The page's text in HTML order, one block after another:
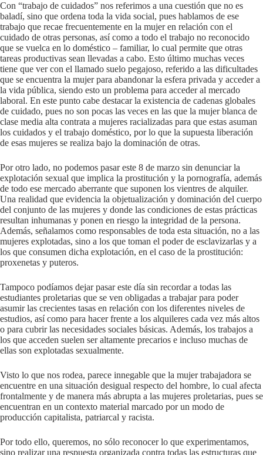
Con “trabajo de cuidados” nos referimos a una cuestión que no es
baladí, sino que ordena toda la vida social, pues hablamos de ese
trabajo que recae frecuentemente en la mujer en relación con el
cuidado de otras personas, así como a todo el trabajo no reconocido
que se vuelca en lo doméstico – familiar, lo cual permite que otras
tareas productivas sean llevadas a cabo. Esto último muchas veces
tiene que ver con el llamado suelo pegajoso, referido a las dificultades
que se encuentra la mujer para abandonar la esfera privada y acceder a
la vida pública, siendo esto un problema para acceder al mercado
laboral. En este punto cabe destacar la existencia de cadenas globales
de cuidado, pues no son pocas las veces en las que la mujer blanca de
clase media alta contrata a mujeres racializadas para que estas asuman
los cuidados y el trabajo doméstico, por lo que la supuesta liberación
de esas mujeres se realiza bajo la dominación de otras.
Por otro lado, no podemos pasar este 8 de marzo sin denunciar la
explotación sexual que implica la prostitución y la pornografía, además
de todo ese mercado aberrante que suponen los vientres de alquiler.
Una realidad que evidencia la objetualización y dominación del cuerpo
del conjunto de las mujeres y donde las condiciones de estas prácticas
resultan inhumanas y ponen en riesgo la integridad de la persona.
Además, señalamos como responsables de toda esta situación, no a las
mujeres explotadas, sino a los que toman el poder de esclavizarlas y a
los que consumen dicha explotación, en el caso de la prostitución:
proxenetas y puteros.
Tampoco podíamos dejar pasar este día sin recordar a todas las
estudiantes proletarias que se ven obligadas a trabajar para poder
asumir las crecientes tasas en relación con los diferentes niveles de
estudios, así como para hacer frente a los alquileres cada vez más altos
o para cubrir las necesidades sociales básicas. Además, los trabajos a
los que acceden suelen ser altamente precarios e incluso muchas de
ellas son explotadas sexualmente.
Visto lo que nos rodea, parece innegable que la mujer trabajadora se
encuentre en una situación desigual respecto del hombre, lo cual afecta
frontalmente y de manera más abrupta a las mujeres proletarias, pues se
encuentran en un contexto material marcado por un modo de
producción capitalista, patriarcal y racista.
Por todo ello, queremos, no sólo reconocer lo que experimentamos,
sino realizar una respuesta organizada contra todas las estructuras que